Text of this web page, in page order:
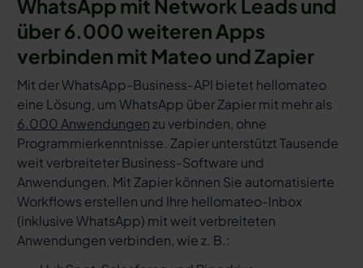
WhatsApp mit Network Leads und
über 6.000 weiteren Apps
verbinden mit Mateo und Zapier
Mit der WhatsApp-Business-API bietet hellomateo
eine Lösung, um WhatsApp über Zapier mit mehr als
6.000 Anwendungenzu verbinden, ohne
Programmierkenntnisse. Zapier unterstützt Tausende
weit verbreiteter Business-Software und
Anwendungen. Mit Zapier können Sie automatisierte
Workflows erstellen und Ihre hellomateo-Inbox
(inklusive WhatsApp) mit weit verbreiteten
Anwendungen verbinden, wie z. B.: